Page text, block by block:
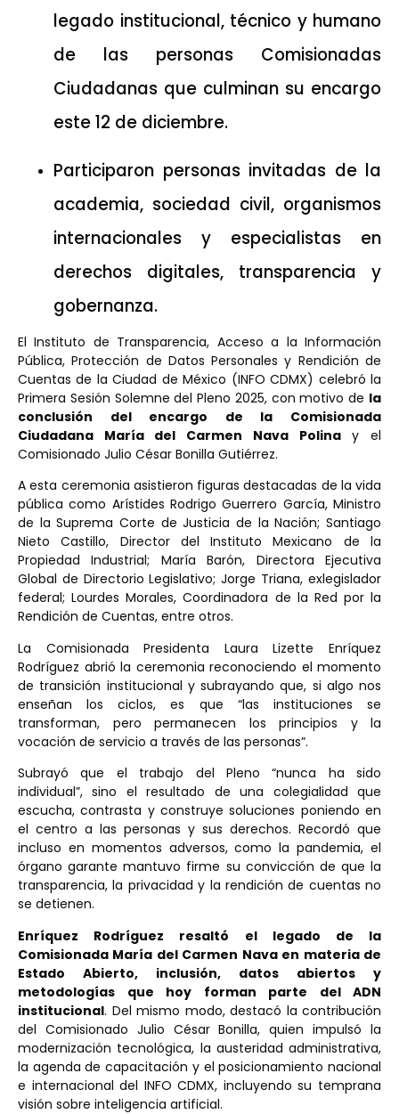
legado institucional, técnico y humano
de las personas Comisionadas
Ciudadanas que culminan su encargo
este 12 de diciembre.
Participaron personas invitadas de la
academia, sociedad civil, organismos
internacionales y especialistas en
derechos digitales, transparencia y
gobernanza.
El Instituto de Transparencia, Acceso a la Información
Pública, Protección de Datos Personales y Rendición de
Cuentas de la Ciudad de México (INFO CDMX) celebró la
Primera Sesión Solemne del Pleno 2025, con motivo de la
conclusión del encargo de la Comisionada
Ciudadana María del Carmen Nava Polinay el
Comisionado Julio César Bonilla Gutiérrez.
A esta ceremonia asistieron figuras destacadas de la vida
pública como Arístides Rodrigo Guerrero García, Ministro
de la Suprema Corte de Justicia de la Nación; Santiago
Nieto Castillo, Director del Instituto Mexicano de la
Propiedad Industrial; María Barón, Directora Ejecutiva
Global de Directorio Legislativo; Jorge Triana, exlegislador
federal; Lourdes Morales, Coordinadora de la Red por la
Rendición de Cuentas, entre otros.
La Comisionada Presidenta Laura Lizette Enríquez
Rodríguez abrió la ceremonia reconociendo el momento
de transición institucional y subrayando que, si algo nos
enseñan los ciclos, es que “las instituciones se
transforman, pero permanecen los principios y la
vocación de servicio a través de las personas”.
Subrayó que el trabajo del Pleno “nunca ha sido
individual”, sino el resultado de una colegialidad que
escucha, contrasta y construye soluciones poniendo en
el centro a las personas y sus derechos. Recordó que
incluso en momentos adversos, como la pandemia, el
órgano garante mantuvo firme su convicción de que la
transparencia, la privacidad y la rendición de cuentas no
se detienen.
Enríquez Rodríguez resaltó el legado de la
Comisionada María del Carmen Nava en materia de
Estado Abierto, inclusión, datos abiertos y
metodologías que hoy forman parte del ADN
institucional. Del mismo modo, destacó la contribución
del Comisionado Julio César Bonilla, quien impulsó la
modernización tecnológica, la austeridad administrativa,
la agenda de capacitación y el posicionamiento nacional
e internacional del INFO CDMX, incluyendo su temprana
visión sobre inteligencia artificial.